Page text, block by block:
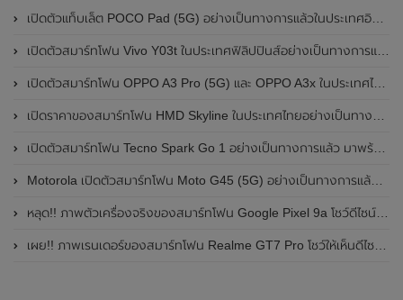
เปิดตัวแท็บเล็ต POCO Pad (5G) อย่างเป็นทางการแล้วในประเทศอินเดีย มาพร้อมชิปเซ็ต Snapdragon 7s Gen 2 ของ Qualcomm และรองรับเครือข่าย 5G
เปิดตัวสมาร์ทโฟน Vivo Y03t ในประเทศฟิลิปปินส์อย่างเป็นทางการแล้ว มาพร้อมชิปเซ็ต Unisoc T612 , กล้องหลัง ความละเอียด 13MP , แบตเตอรี่ 5,000mAh และหน้าจอแสดงผล LCD / 90Hz
เปิดตัวสมาร์ทโฟน OPPO A3 Pro (5G) และ OPPO A3x ในประเทศไทยอย่างเป็นทางการแล้ว ในราคาเริ่มต้นเพียง 3,999 บาท
เปิดราคาของสมาร์ทโฟน HMD Skyline ในประเทศไทยอย่างเป็นทางการแล้ว ราคา 14,990 บาท
เปิดตัวสมาร์ทโฟน Tecno Spark Go 1 อย่างเป็นทางการแล้ว มาพร้อมหน้าจอแสดงผล LCD / 120Hz , แบตเตอรี่ 5,000mAh และใช้ชิปเซ็ต Unisoc
Motorola เปิดตัวสมาร์ทโฟน Moto G45 (5G) อย่างเป็นทางการแล้วในอินเดีย
หลุด!! ภาพตัวเครื่องจริงของสมาร์ทโฟน Google Pixel 9a โชว์ดีไซน์ใหม่ กล้องหลังแบนราบ ไม่มีกรอบของกล้องแล้ว
เผย!! ภาพเรนเดอร์ของสมาร์ทโฟน Realme GT7 Pro โชว์ให้เห็นดีไซน์ใหม่ พร้อมเผยรายละเอียดสเปกที่สำคัญบางส่วน